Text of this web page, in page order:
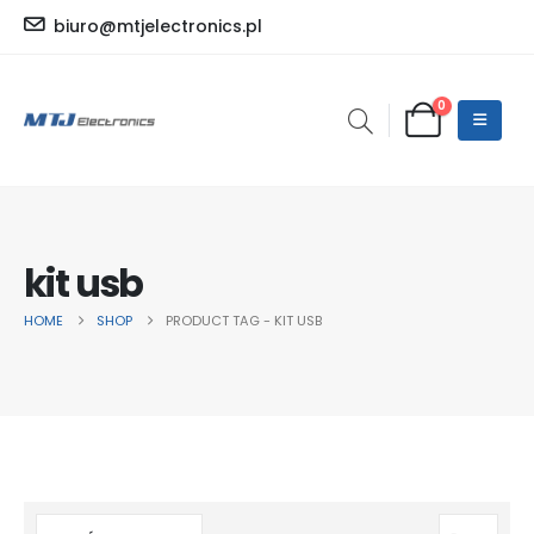
biuro@mtjelectronics.pl
0
kit usb
HOME SHOP PRODUCT TAG - KIT USB